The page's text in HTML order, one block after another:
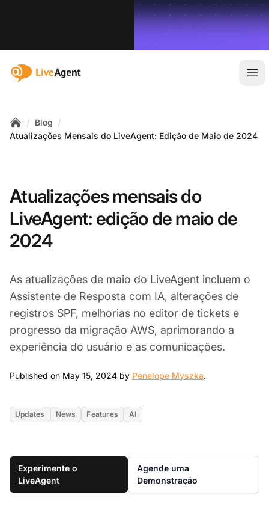
:site.title
Home
/ Blog /
Atualizações Mensais do LiveAgent: Edição de Maio de 2024
Atualizações mensais do
LiveAgent: edição de maio de
2024
As atualizações de maio do LiveAgent incluem o
Assistente de Resposta com IA, alterações de
registros SPF, melhorias no editor de tickets e
progresso da migração AWS, aprimorando a
experiência do usuário e as comunicações.
Published on May 15, 2024 by Penelope Myszka.
Updates News Features AI
Experimente o
LiveAgent
Agende uma
Demonstração